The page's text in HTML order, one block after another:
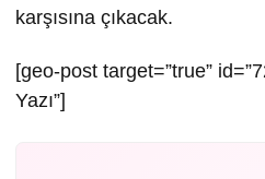
karşısına çıkacak.
[geo-post target=”true”
Yazı”]